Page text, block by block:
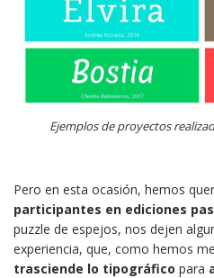
Ejemplos de proyectos
Pero en esta ocasión, hemos
participantes en ediciones
puzzle de espejos, nos dejen
experiencia, que, como hemos
trasciende lo tipográfico para